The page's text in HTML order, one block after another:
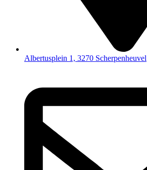
Albertusplein 1, 3270 Scherpenheuvel